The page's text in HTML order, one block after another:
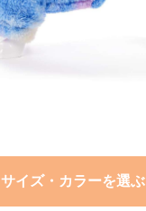
サイズ・カラーを選ぶ